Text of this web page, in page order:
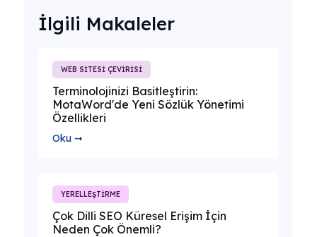
İlgili Makaleler
WEB SİTESİ ÇEVİRİSİ
Terminolojinizi Basitleştirin:
MotaWord'de Yeni Sözlük Yönetimi
Özellikleri
Oku ➞
YERELLEŞTİRME
Çok Dilli SEO Küresel Erişim İçin
Neden Çok Önemli?